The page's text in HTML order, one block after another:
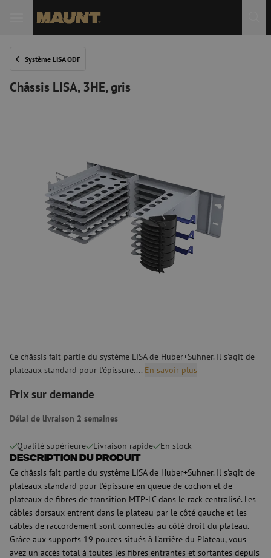
Système LISA ODF
Châssis LISA, 3HE, gris
Ce châssis fait partie du système LISA de Huber+Suhner. Il s'agit de
plateaux standard pour l'épissure.... En savoir plus
Prix sur demande
Délai de livraison 2 semaines
Qualité supérieure Livraison rapide En stock
Description du produit
Ce châssis fait partie du système LISA de Huber+Suhner. Il s'agit de
plateaux standard pour l'épissure en queue de cochon et de
plateaux de fibres de transition MTP-LC dans le rack centralisé. Les
câbles dorsaux entrent dans le plateau par le côté gauche et les
câbles de raccordement sont connectés au côté droit du plateau.
Grâce aux supports 19 pouces situés à l'arrière du Plateau, vous
avez un accès total à toutes les fibres entrantes et sortantes depuis